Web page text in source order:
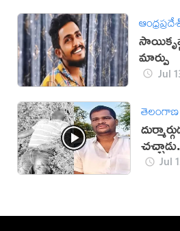
మార్పు
Jul
తెలంగాణ
Jul